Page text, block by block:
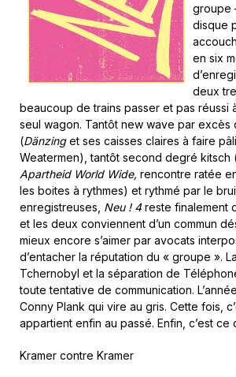
groupe
disque
en six
deux
beaucoup de trains passer et pas réussi
seul wagon. Tantôt new wave par excès
(Dänzinget ses caisses claires à faire
Weatermen), tantôt second degré kitsch
Apartheid World Wide, rencontre ratée
les boites à rythmes) et rythmé par le
enregistreuses, Neu ! 4reste finalement
et les deux conviennent d’un commun
mieux encore s’aimer par avocats
d’entacher la réputation du « groupe ».
Tchernobyl et la séparation de
toute tentative de communication.
Conny Plank qui vire au gris. Cette fois,
appartient enfin au passé. Enfin, c’est ce
Kramer contre Kramer